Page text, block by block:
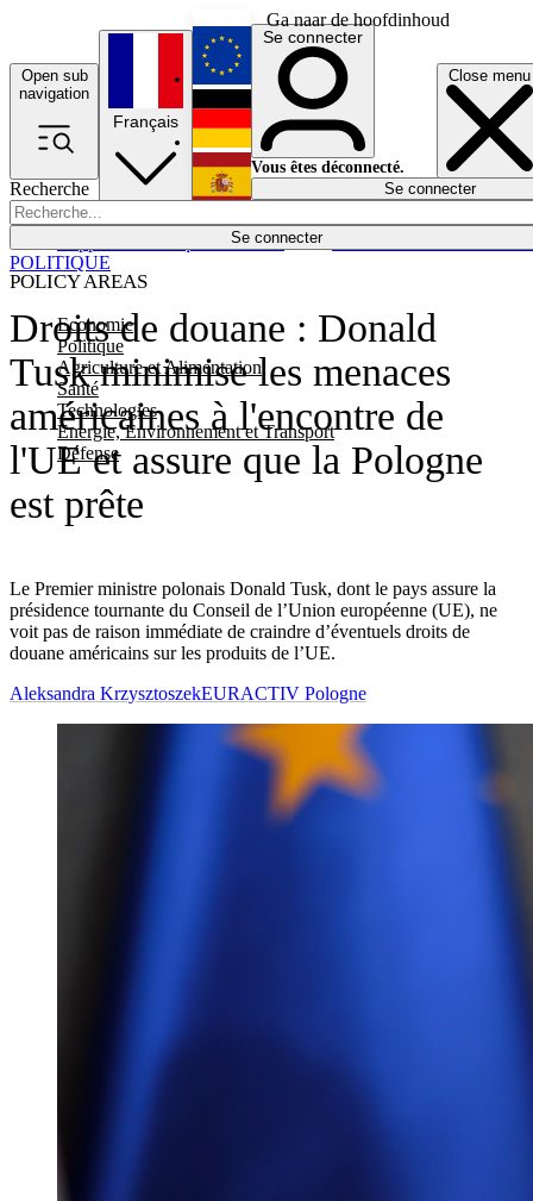
Ga naar de hoofdinhoud
Open sub
navigation
Close menu
Recherche
Se connecter
POLICY AREAS
Economie
Politique
Agriculture et Alimentation
Santé
Technologies
Energie, Environnement et Transport
Défense
Économie
Français
English
Deutsch
Español
Se connecter
Vous êtes déconnecté.
Se connecter
Droits de douane : Donald
Tusk minimise les menaces
américaines à l'encontre de
l'UE et assure que la Pologne
est prête
Le Premier ministre polonais Donald Tusk, dont le pays assure la
présidence tournante du Conseil de l’Union européenne (UE), ne
voit pas de raison immédiate de craindre d’éventuels droits de
douane américains sur les produits de l’UE.
POLITIQUE
Aleksandra KrzysztoszekEURACTIV Pologne